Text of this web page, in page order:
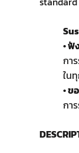
•
กา
ใน
• ข
กา